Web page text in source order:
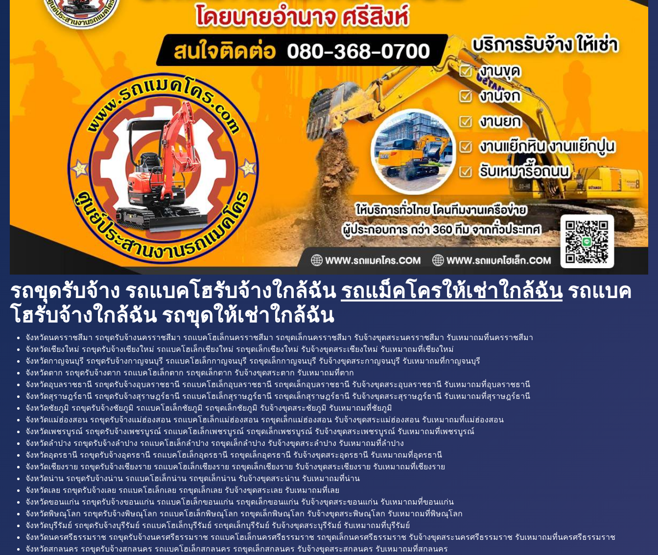
รถขุดรับจ้าง รถแบคโฮรับจ้างใกล้ฉัน รถแม็คโครให้เช่าใกล้ฉันรถแบค
โฮรับจ้างใกล้ฉัน รถขุดให้เช่าใกล้ฉัน
จังหวัดนครราชสีมา รถขุดรับจ้างนครราชสีมา รถแบคโฮเล็กนครราชสีมา รถขุดเล็กนครราชสีมา รับจ้างขุดสระนครราชสีมา รับเหมาถมที่นครราชสีมา
จังหวัดเชียงใหม่ รถขุดรับจ้างเชียงใหม่ รถแบคโฮเล็กเชียงใหม่ รถขุดเล็กเชียงใหม่ รับจ้างขุดสระเชียงใหม่ รับเหมาถมที่เชียงใหม่
จังหวัดกาญจนบุรี รถขุดรับจ้างกาญจนบุรี รถแบคโฮเล็กกาญจนบุรี รถขุดเล็กกาญจนบุรี รับจ้างขุดสระกาญจนบุรี รับเหมาถมที่กาญจนบุรี
จังหวัดตาก รถขุดรับจ้างตาก รถแบคโฮเล็กตาก รถขุดเล็กตาก รับจ้างขุดสระตาก รับเหมาถมที่ตาก
จังหวัดอุบลราชธานี รถขุดรับจ้างอุบลราชธานี รถแบคโฮเล็กอุบลราชธานี รถขุดเล็กอุบลราชธานี รับจ้างขุดสระอุบลราชธานี รับเหมาถมที่อุบลราชธานี
จังหวัดสุราษฎร์ธานี รถขุดรับจ้างสุราษฎร์ธานี รถแบคโฮเล็กสุราษฎร์ธานี รถขุดเล็กสุราษฎร์ธานี รับจ้างขุดสระสุราษฎร์ธานี รับเหมาถมที่สุราษฎร์ธานี
จังหวัดชัยภูมิ รถขุดรับจ้างชัยภูมิ รถแบคโฮเล็กชัยภูมิ รถขุดเล็กชัยภูมิ รับจ้างขุดสระชัยภูมิ รับเหมาถมที่ชัยภูมิ
จังหวัดแม่ฮ่องสอน รถขุดรับจ้างแม่ฮ่องสอน รถแบคโฮเล็กแม่ฮ่องสอน รถขุดเล็กแม่ฮ่องสอน รับจ้างขุดสระแม่ฮ่องสอน รับเหมาถมที่แม่ฮ่องสอน
จังหวัดเพชรบูรณ์ รถขุดรับจ้างเพชรบูรณ์ รถแบคโฮเล็กเพชรบูรณ์ รถขุดเล็กเพชรบูรณ์ รับจ้างขุดสระเพชรบูรณ์ รับเหมาถมที่เพชรบูรณ์
จังหวัดลำปาง รถขุดรับจ้างลำปาง รถแบคโฮเล็กลำปาง รถขุดเล็กลำปาง รับจ้างขุดสระลำปาง รับเหมาถมที่ลำปาง
จังหวัดอุดรธานี รถขุดรับจ้างอุดรธานี รถแบคโฮเล็กอุดรธานี รถขุดเล็กอุดรธานี รับจ้างขุดสระอุดรธานี รับเหมาถมที่อุดรธานี
จังหวัดเชียงราย รถขุดรับจ้างเชียงราย รถแบคโฮเล็กเชียงราย รถขุดเล็กเชียงราย รับจ้างขุดสระเชียงราย รับเหมาถมที่เชียงราย
จังหวัดน่าน รถขุดรับจ้างน่าน รถแบคโฮเล็กน่าน รถขุดเล็กน่าน รับจ้างขุดสระน่าน รับเหมาถมที่น่าน
จังหวัดเลย รถขุดรับจ้างเลย รถแบคโฮเล็กเลย รถขุดเล็กเลย รับจ้างขุดสระเลย รับเหมาถมที่เลย
จังหวัดขอนแก่น รถขุดรับจ้างขอนแก่น รถแบคโฮเล็กขอนแก่น รถขุดเล็กขอนแก่น รับจ้างขุดสระขอนแก่น รับเหมาถมที่ขอนแก่น
จังหวัดพิษณุโลก รถขุดรับจ้างพิษณุโลก รถแบคโฮเล็กพิษณุโลก รถขุดเล็กพิษณุโลก รับจ้างขุดสระพิษณุโลก รับเหมาถมที่พิษณุโลก
จังหวัดบุรีรัมย์ รถขุดรับจ้างบุรีรัมย์ รถแบคโฮเล็กบุรีรัมย์ รถขุดเล็กบุรีรัมย์ รับจ้างขุดสระบุรีรัมย์ รับเหมาถมที่บุรีรัมย์
จังหวัดนครศรีธรรมราช รถขุดรับจ้างนครศรีธรรมราช รถแบคโฮเล็กนครศรีธรรมราช รถขุดเล็กนครศรีธรรมราช รับจ้างขุดสระนครศรีธรรมราช รับเหมาถมที่นครศรีธรรมราช
จังหวัดสกลนคร รถขุดรับจ้างสกลนคร รถแบคโฮเล็กสกลนคร รถขุดเล็กสกลนคร รับจ้างขุดสระสกลนคร รับเหมาถมที่สกลนคร